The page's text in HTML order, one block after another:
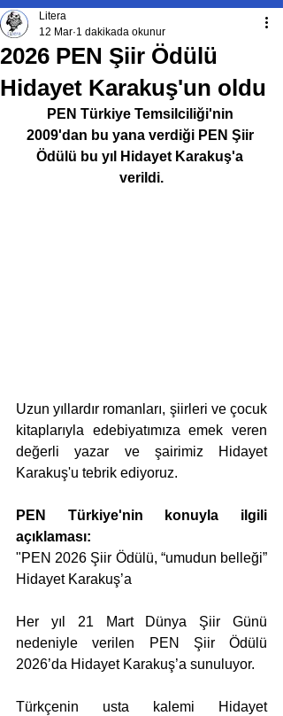
2026 PEN Şiir Ödülü
Hidayet Karakuş'un oldu
Litera
12 Mar 1 dakikada okunur
PEN Türkiye Temsilciliği'nin
2009'dan bu yana verdiği PEN Şiir
Ödülü bu yıl Hidayet Karakuş'a
verildi.
Uzun yıllardır romanları, şiirleri ve çocuk
kitaplarıyla edebiyatımıza emek veren
değerli yazar ve şairimiz Hidayet
Karakuş'u tebrik ediyoruz.
PEN Türkiye'nin konuyla ilgili
açıklaması:
"PEN 2026 Şiir Ödülü, “umudun belleği”
Hidayet Karakuş’a
Her yıl 21 Mart Dünya Şiir Günü
nedeniyle verilen PEN Şiir Ödülü
2026’da Hidayet Karakuş’a sunuluyor.
Türkçenin usta kalemi Hidayet